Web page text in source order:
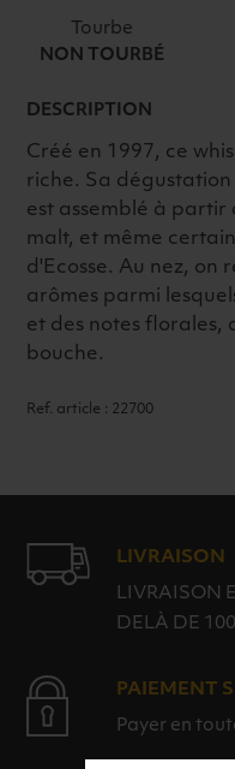
Tourbe
NON TOURBÉ
DESCRIPTION
Créé en 1997, ce
riche. Sa dégustation
est assemblé à partir
malt, et même
d'Ecosse. Au nez, on
arômes parmi
et des notes florales,
bouche.
Ref. article : 22700
LIVRAISON
LIVRAISON
DELÀ DE
PAIEMENT
Payer en